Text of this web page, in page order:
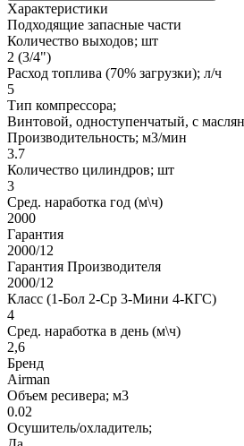
Характеристики
Подходящие запасные части
Количество выходов; шт
2 (3/4")
Расход топлива (70% загрузки); л/ч
5
Тип компрессора;
Винтовой, одноступенчатый, с
Производительность; м3/мин
3.7
Количество цилиндров; шт
3
Сред. наработка год (м\ч)
2000
Гарантия
2000/12
Гарантия Производителя
2000/12
Класс (1-Бол 2-Ср 3-Мини 4-КГС)
4
Сред. наработка в день (м\ч)
2,6
Бренд
Airman
Объем ресивера; м3
0.02
Осушитель/охладитель;